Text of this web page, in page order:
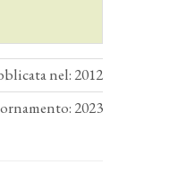
nel: 2012
2023